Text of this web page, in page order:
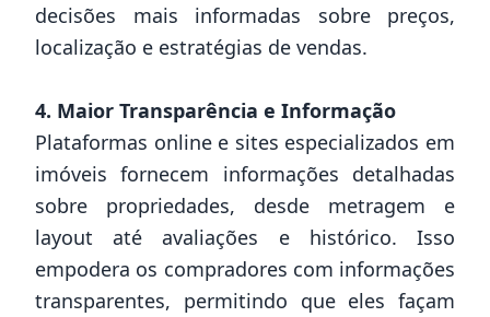
decisões mais informadas sobre preços,
localização e estratégias de vendas.
4. Maior Transparência e Informação
Plataformas online e sites especializados em
imóveis fornecem informações detalhadas
sobre propriedades, desde metragem e
layout até avaliações e histórico. Isso
empodera os compradores com informações
transparentes, permitindo que eles façam